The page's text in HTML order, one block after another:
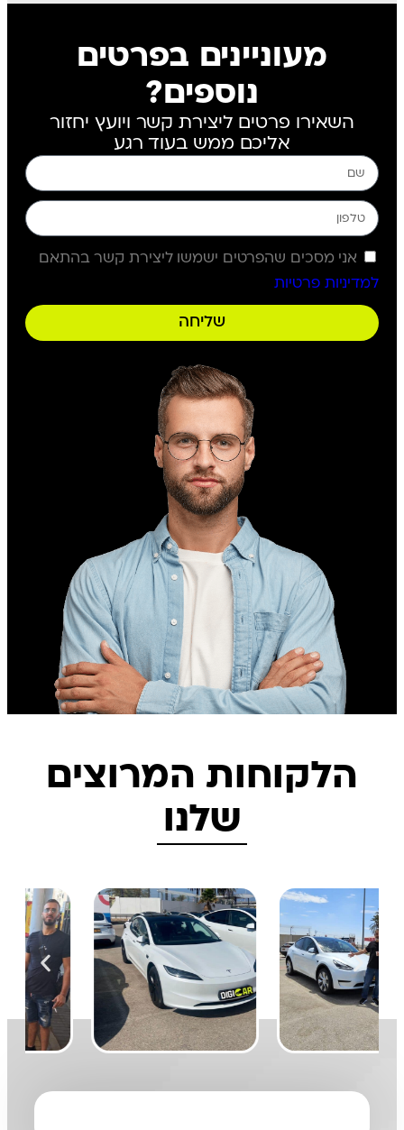
מעוניינים בפרטים
נוספים?
השאירו פרטים ליצירת קשר ויועץ יחזור
אליכם ממש בעוד רגע
אני מסכים שהפרטים ישמשו ליצירת קשר בהתאם
למדיניות פרטיות
שליחה
הלקוחות המרוצים
שלנו